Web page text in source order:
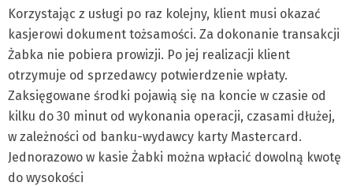
Korzystając z usługi po raz kolejny, klient musi okazać
kasjerowi dokument tożsamości. Za dokonanie transakcji
Żabka nie pobiera prowizji. Po jej realizacji klient
otrzymuje od sprzedawcy potwierdzenie wpłaty.
Zaksięgowane środki pojawią się na koncie w czasie od
kilku do 30 minut od wykonania operacji, czasami dłużej,
w zależności od banku-wydawcy karty Mastercard.
Jednorazowo w kasie Żabki można wpłacić dowolną kwotę
do wysokości